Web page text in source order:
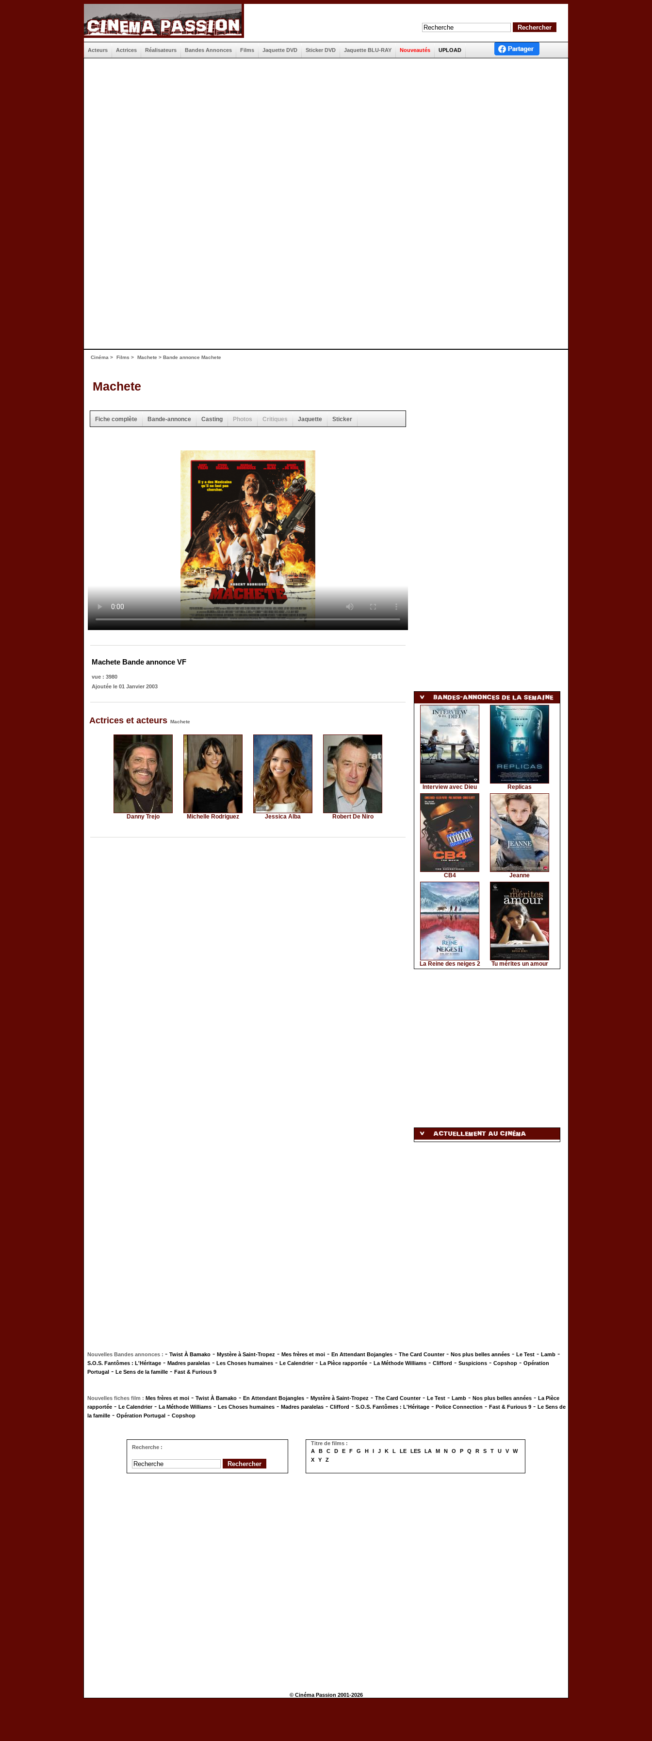
Acteurs Actrices Réalisateurs Bandes Annonces Films Jaquette DVD Sticker DVD Jaquette BLU-RAY Nouveautés UPLOAD
Cinéma > Films > Machete > Bande annonce Machete
Machete
Fiche complète Bande-annonce Casting Photos Critiques Jaquette Sticker
Machete Bande annonce VF
vue : 3980
Ajoutée le 01 Janvier 2003
Actrices et acteurs Machete
Danny Trejo Michelle Rodriguez Jessica Alba Robert De Niro
Interview avec Dieu Replicas
CB4 Jeanne
La Reine des neiges 2 Tu mérites un amour
Nouvelles Bandes annonces : - Twist À Bamako - Mystère à Saint-Tropez - Mes frères et moi - En Attendant Bojangles - The Card Counter- Nos plus belles années - Le Test - Lamb -
S.O.S. Fantômes : L'Héritage - Madres paralelas - Les Choses humaines - Le Calendrier- La Pièce rapportée - La Méthode Williams - Clifford - Suspicions - Copshop - Opération
Portugal - Le Sens de la famille - Fast & Furious 9
Nouvelles fiches film : Mes frères et moi - Twist À Bamako - En Attendant Bojangles - Mystère à Saint-Tropez - The Card Counter- Le Test - Lamb - Nos plus belles années - La Pièce
rapportée - Le Calendrier- La Méthode Williams - Les Choses humaines - Madres paralelas - Clifford - S.O.S. Fantômes : L'Héritage - Police Connection - Fast & Furious 9 - Le Sens de
la famille - Opération Portugal - Copshop
Recherche :
Titre de films :
A
B C D E F G H I J K L LE LES LA M N O P Q R S T U V
W
X
Y Z
© Cinéma Passion 2001-2026